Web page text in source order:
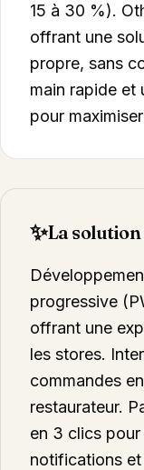
15 à 30 %).
offrant une
propre, sans
main rapide et
pour
✨La
progressive
offrant une
les stores.
commandes
restaurateur.
en 3 clics
notifications